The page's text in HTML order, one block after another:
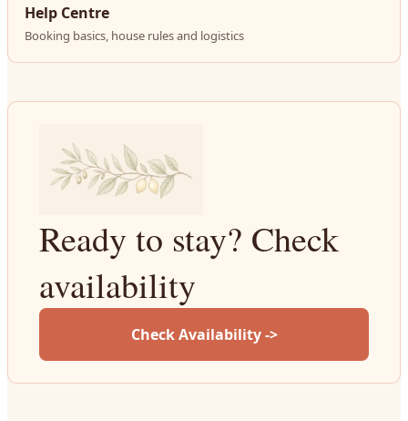
Help Centre
Booking basics, house rules and logistics
Ready to stay? Check
availability
Check Availability ->